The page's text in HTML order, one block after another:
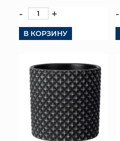
- +
В КОРЗИНУ
-